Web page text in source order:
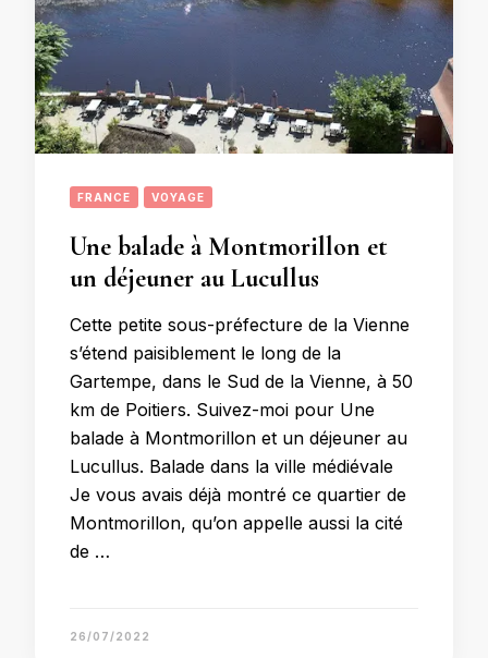
FRANCE VOYAGE
Une balade à Montmorillon et
un déjeuner au Lucullus
Cette petite sous-préfecture de la Vienne
s’étend paisiblement le long de la
Gartempe, dans le Sud de la Vienne, à 50
km de Poitiers. Suivez-moi pour Une
balade à Montmorillon et un déjeuner au
Lucullus. Balade dans la ville médiévale
Je vous avais déjà montré ce quartier de
Montmorillon, qu’on appelle aussi la cité
de …
26/07/2022